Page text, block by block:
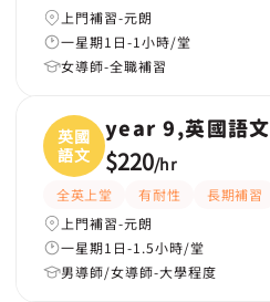
上門補習-元朗
一星期1日-1小時/堂
女導師-全職補習
英國
語文
year 9,英國語文
$220/hr
全英上堂 有耐性
長期補習
上門補習-元朗
一星期1日-1.5小時/堂
男導師/女導師-大學程度